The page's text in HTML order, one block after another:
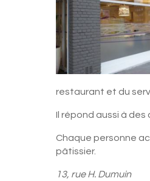
restaurant et du
Il répond aussi à des
Chaque personne
pâtissier.
13, rue H. Dumuin